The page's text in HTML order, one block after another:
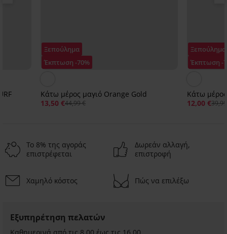
Ξεπούλημα
Έκπτωση -70%
Κάτω μέρος μαγιό Orange Gold
13,50 €44,99 €
Ξεπούλημα
Έκπτωση -
Κάτω
12,00 €
Ξεπούλημα
Κάτω
μέρος
Ξεπούλημα
Κάτω
μέρος
Κάτω
μέρος
Κάτω
μέρος
Κάτω
μέρος
Κάτω
μέρος
Το 8% της αγοράς
επιστρέφεται
Δωρεάν αλλαγή,
επιστροφή
Χαμηλό κόστος Πώς να επιλέξω
Εξυπηρέτηση πελατών
Καθημερινά από τις 8.00 έως τις 16.00